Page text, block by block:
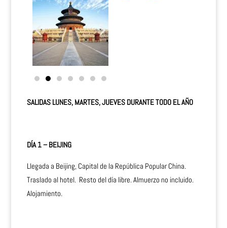
SALIDAS LUNES, MARTES, JUEVES DURANTE TODO EL AÑO
DÍA 1 – BEIJING
Llegada a Beijing, Capital de la República Popular China.
Traslado al hotel. Resto del día libre. Almuerzo no incluido.
Alojamiento.